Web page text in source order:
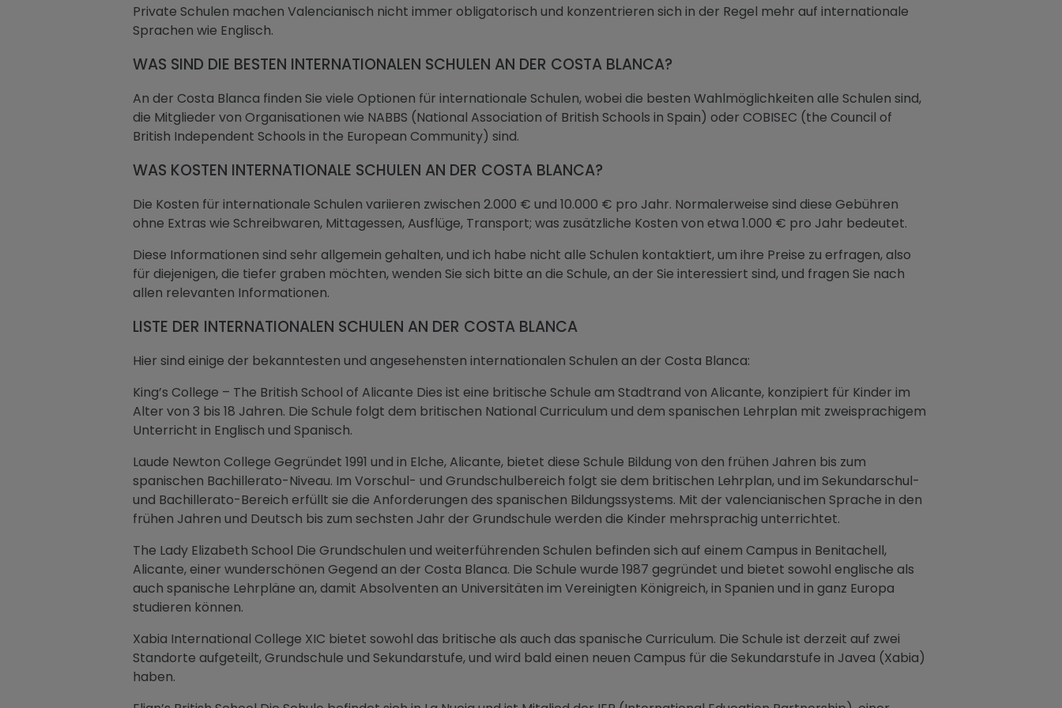
Private Schulen machen Valencianisch nicht immer obligatorisch und konzentrieren sich in der Regel mehr auf internationale
Sprachen wie Englisch.
WAS SIND DIE BESTEN INTERNATIONALEN SCHULEN AN DER COSTA BLANCA?
An der Costa Blanca finden Sie viele Optionen für internationale Schulen, wobei die besten Wahlmöglichkeiten alle Schulen sind,
die Mitglieder von Organisationen wie NABBS (National Association of British Schools in Spain) oder COBISEC (the Council of
British Independent Schools in the European Community) sind.
WAS KOSTEN INTERNATIONALE SCHULEN AN DER COSTA BLANCA?
Die Kosten für internationale Schulen variieren zwischen 2.000 € und 10.000 € pro Jahr. Normalerweise sind diese Gebühren
ohne Extras wie Schreibwaren, Mittagessen, Ausflüge, Transport; was zusätzliche Kosten von etwa 1.000 € pro Jahr bedeutet.
Diese Informationen sind sehr allgemein gehalten, und ich habe nicht alle Schulen kontaktiert, um ihre Preise zu erfragen, also
für diejenigen, die tiefer graben möchten, wenden Sie sich bitte an die Schule, an der Sie interessiert sind, und fragen Sie nach
allen relevanten Informationen.
LISTE DER INTERNATIONALEN SCHULEN AN DER COSTA BLANCA
Hier sind einige der bekanntesten und angesehensten internationalen Schulen an der Costa Blanca:
King’s College – The British School of Alicante Dies ist eine britische Schule am Stadtrand von Alicante, konzipiert für Kinder im
Alter von 3 bis 18 Jahren. Die Schule folgt dem britischen National Curriculum und dem spanischen Lehrplan mit zweisprachigem
Unterricht in Englisch und Spanisch.
Laude Newton College Gegründet 1991 und in Elche, Alicante, bietet diese Schule Bildung von den frühen Jahren bis zum
spanischen Bachillerato-Niveau. Im Vorschul- und Grundschulbereich folgt sie dem britischen Lehrplan, und im Sekundarschul-
und Bachillerato-Bereich erfüllt sie die Anforderungen des spanischen Bildungssystems. Mit der valencianischen Sprache in den
frühen Jahren und Deutsch bis zum sechsten Jahr der Grundschule werden die Kinder mehrsprachig unterrichtet.
The Lady Elizabeth School Die Grundschulen und weiterführenden Schulen befinden sich auf einem Campus in Benitachell,
Alicante, einer wunderschönen Gegend an der Costa Blanca. Die Schule wurde 1987 gegründet und bietet sowohl englische als
auch spanische Lehrpläne an, damit Absolventen an Universitäten im Vereinigten Königreich, in Spanien und in ganz Europa
studieren können.
Xabia International College XIC bietet sowohl das britische als auch das spanische Curriculum. Die Schule ist derzeit auf zwei
Standorte aufgeteilt, Grundschule und Sekundarstufe, und wird bald einen neuen Campus für die Sekundarstufe in Javea (Xabia)
haben.